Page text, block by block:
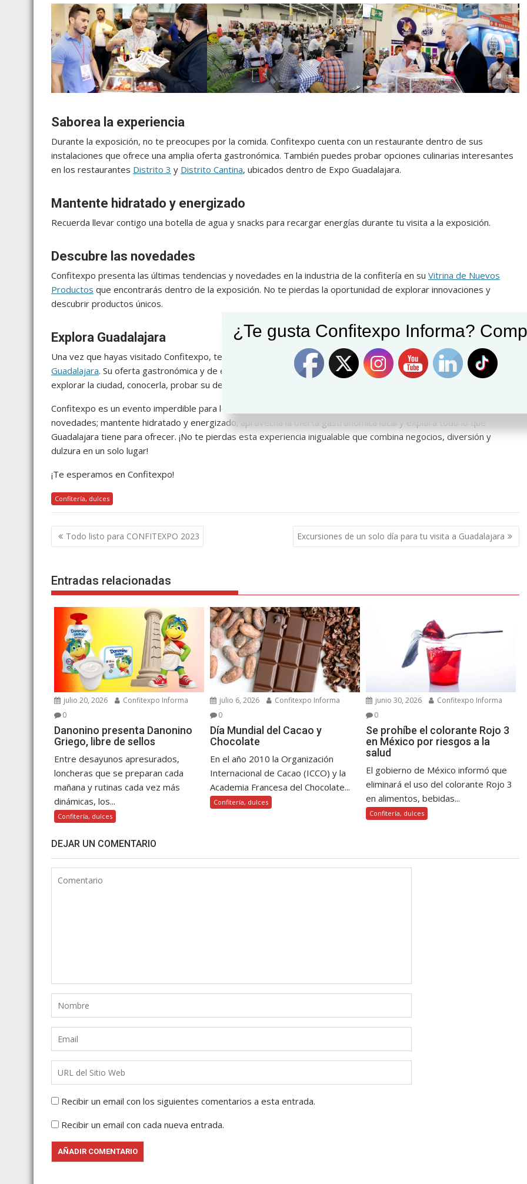
Saborea la experiencia
Durante la exposición, no te preocupes por la comida. Confitexpo cuenta con un restaurante dentro de sus
instalaciones que ofrece una amplia oferta gastronómica. También puedes probar opciones culinarias interesantes
en los restaurantes Distrito 3 y Distrito Cantina, ubicados dentro de Expo Guadalajara.
Mantente hidratado y energizado
Recuerda llevar contigo una botella de agua y snacks para recargar energías durante tu visita a la exposición.
Descubre las novedades
Confitexpo presenta las últimas tendencias y novedades en la industria de la confitería en su Vitrina de Nuevos
Productos que encontrarás dentro de la exposición. No te pierdas la oportunidad de explorar innovaciones y
descubrir productos únicos.
Explora Guadalajara
Una vez que hayas visitado Confitexpo, te recomendamos que reserves un tiempo para disfrutar de la ciudad de
Guadalajara. Su oferta gastronómica y de entretenimiento es impresionante. Aprovecha la oportunidad para
explorar la ciudad, conocerla, probar su deliciosa comida y sumergirte en su vibrante ambiente.
Confitexpo es un evento imperdible para los profesionales de la confitería. Planifica tu visita; descubre las
novedades; mantente hidratado y energizado; aprovecha la oferta gastronómica local y explora todo lo que
Guadalajara tiene para ofrecer. ¡No te pierdas esta experiencia inigualable que combina negocios, diversión y
dulzura en un solo lugar!
¡Te esperamos en Confitexpo!
Confitería, dulces
Navegación
de
Todo listo para CONFITEXPO 2023 Excursiones de un solo día para tu visita a Guadalajara
Entradas relacionadas
julio 20, 2026
Confitexpo Informa
0
Danonino presenta Danonino
Griego, libre de sellos
Entre desayunos apresurados,
loncheras que se preparan cada
mañana y rutinas cada vez más
dinámicas, los...
Confitería, dulces
julio 6, 2026
Confitexpo Informa
0
Día Mundial del Cacao y
Chocolate
En el año 2010 la Organización
Internacional de Cacao (ICCO) y la
Academia Francesa del Chocolate...
Confitería, dulces
junio 30, 2026
Confitexpo Informa
0
Se prohíbe el colorante Rojo 3
en México por riesgos a la
salud
El gobierno de México informó que
eliminará el uso del colorante Rojo 3
en alimentos, bebidas...
Confitería, dulces
DEJAR UN COMENTARIO
Recibir un email con los siguientes comentarios a esta entrada.
Recibir un email con cada nueva entrada.
¿Te gusta Confitexpo Informa?